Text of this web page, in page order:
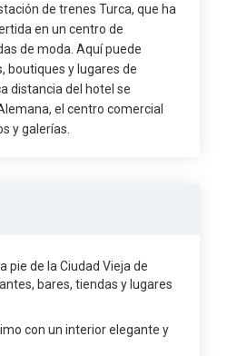
de trenes Turca, que ha
en un centro de
de moda. Aquí puede
boutiques y lugares de
distancia del hotel se
el centro comercial
y galerías.
pie de la Ciudad Vieja de
bares, tiendas y lugares
con un interior elegante y